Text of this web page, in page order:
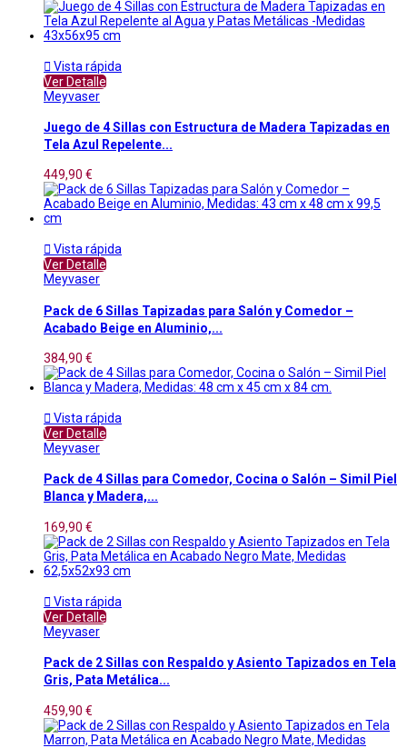
 Vista rápida
Ver Detalle
Meyvaser
Juego de 4 Sillas con Estructura de Madera Tapizadas en
Tela Azul Repelente...
449,90 €
 Vista rápida
Ver Detalle
Meyvaser
Pack de 6 Sillas Tapizadas para Salón y Comedor –
Acabado Beige en Aluminio,...
384,90 €
 Vista rápida
Ver Detalle
Meyvaser
Pack de 4 Sillas para Comedor, Cocina o Salón – Simil Piel
Blanca y Madera,...
169,90 €
 Vista rápida
Ver Detalle
Meyvaser
Pack de 2 Sillas con Respaldo y Asiento Tapizados en Tela
Gris, Pata Metálica...
459,90 €